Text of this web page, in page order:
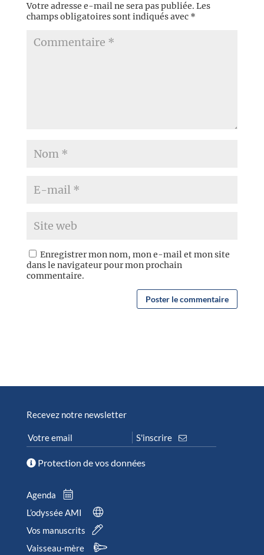
Votre adresse e-mail ne sera pas publiée. Les
champs obligatoires sont indiqués avec *
Enregistrer mon nom, mon e-mail et mon site
dans le navigateur pour mon prochain
commentaire.
Recevez notre newsletter
Protection de vos données
Agenda
L’odyssée AMI
Vos manuscrits
Vaisseau-mère